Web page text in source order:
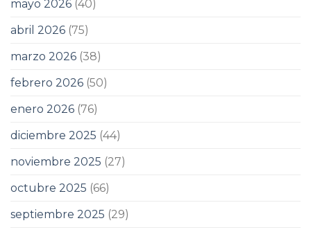
mayo 2026 (40)
abril 2026 (75)
marzo 2026 (38)
febrero 2026 (50)
enero 2026 (76)
diciembre 2025 (44)
noviembre 2025 (27)
octubre 2025 (66)
septiembre 2025 (29)